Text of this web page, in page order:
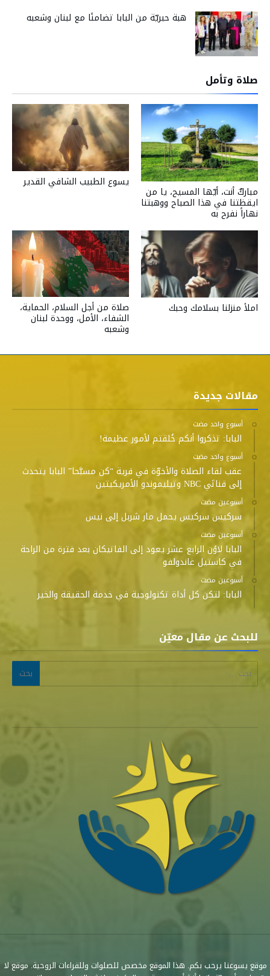
هبة حبريّة من البابا تضامنًا مع لبنان وشعبه
صلاة وتأمل
يسوع الطبيب الشافي القدير
مباركٌ أنت، أيّها المسيح، يا من
ايقظتنا في هذا الصباح ووهبتنا
نهاراً نفرح به
صلاة من أجل السلام، الحماية،
الشفاء، الأمل، ووحدة لبنان
وشعبه
املأ منزلنا بسلامك وحبك
مقالات جديدة
‫‫‫‏‫أسبوع واحد مضت‬
البابا: تذكروا أنكم خُلقتم لأمور عظيمة!
‫‫‫‏‫أسبوع واحد مضت‬
عقب لقاء الصلاة والأخوّة في قرية “كن مسبَّحا” البابا يتحدث
إلى قناتَي NBC وتيليموندو الأمريكيتين
‫‫‫‏‫أسبوعين مضت‬
سركيس سركيس يحمل مار شربل إلى نيس
‫‫‫‏‫أسبوعين مضت‬
البابا لاوُن الرابع عشر يعود إلى الفاتيكان بعد فترة من الراحة
في كاستيل غاندولفو
‫‫‫‏‫أسبوعين مضت‬
البابا: لتكن كل أداة تكنولوجية في خدمة الحقيقة والخير
للبحث عن مقال معيّن
البحث عن:
موقع يسوعنا يرحب بكم. هذا الموقع مخصص للصلوات وللقراءات الروحية. موقع لا